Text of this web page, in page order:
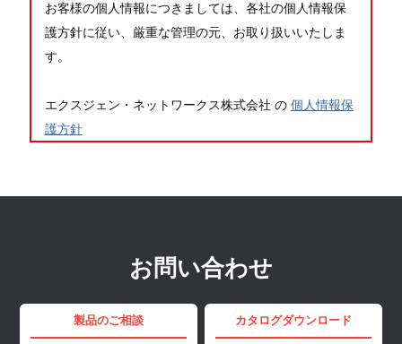
お客様の個人情報につきましては、各社の個人情報保
護方針に従い、厳重な管理の元、お取り扱いいたしま
す。
エクスジェン・ネットワークス株式会社 の 個人情報保
護方針
お問い合わせ
製品のご相談 カタログダウンロード